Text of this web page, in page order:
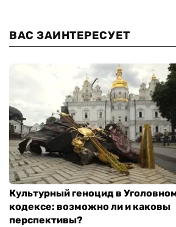
ВАС ЗАИНТЕРЕСУЕТ
Культурный геноцид в
кодексе: возможно ли и каковы
перспективы?